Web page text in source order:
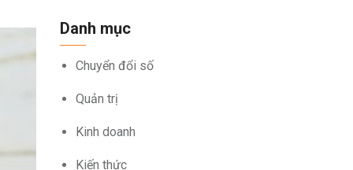
Danh mục
Chuyển đổi số
Quản trị
Kinh doanh
Kiến thức